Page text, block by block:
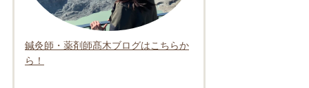
鍼灸師・薬剤師髙木ブログはこちらか
ら！